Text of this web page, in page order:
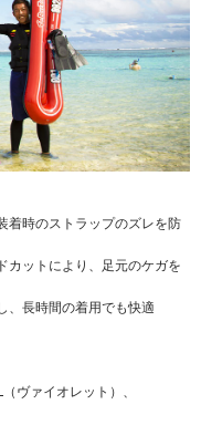
着時のストラップのズレを防
ットにより、足元のケガを
、長時間の着用でも快適
ヴァイオレット）、